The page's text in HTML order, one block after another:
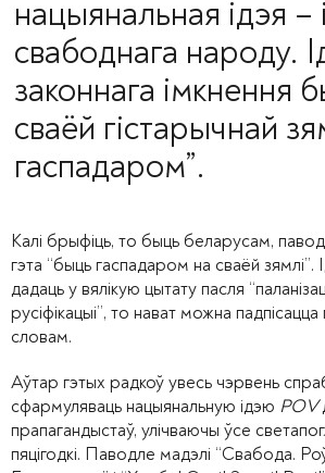
нацыянальная ідэя –
свабоднага народу.
законнага імкнення
сваёй гістарычнай
гаспадаром”.
Калі брыфіць, то быць беларусам,
гэта “быць гаспадаром на сваёй зямлі”.
дадаць у вялікую цытату пасля
русіфікацыі”, то нават можна
словам.
Аўтар гэтых радкоў увесь чэрвень
сфармуляваць нацыянальную ідэю POV
прапагандыстаў, улічваючы ўсе
пяцігодкі. Паводле мадэлі “Свабода.